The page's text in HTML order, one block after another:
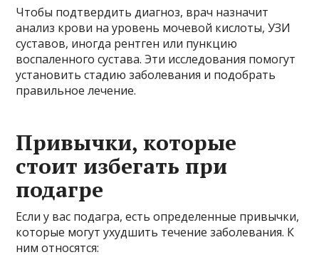
Чтобы подтвердить диагноз, врач назначит
анализ крови на уровень мочевой кислоты, УЗИ
суставов, иногда рентген или пункцию
воспаленного сустава. Эти исследования помогут
установить стадию заболевания и подобрать
правильное лечение.
Привычки, которые
стоит избегать при
подагре
Если у вас подагра, есть определенные привычки,
которые могут ухудшить течение заболевания. К
ним относятся: